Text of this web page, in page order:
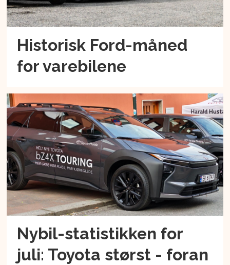
Historisk Ford-måned
for varebilene
Nybil-statistikken for
juli: Toyota størst - foran